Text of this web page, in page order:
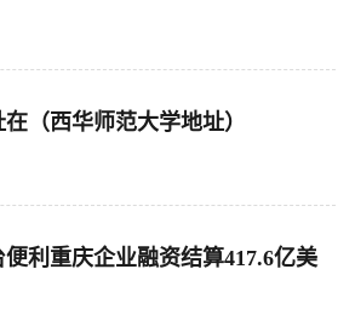
（西华师范大学地址）
利重庆企业融资结算417.6亿美